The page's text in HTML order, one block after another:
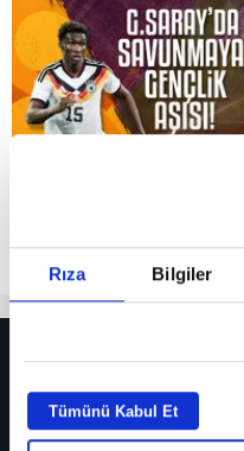
Rıza Bilgiler
Tümünü Kabul Et
Reddet
Fenerbahçe’de sürpriz ayrılık
Fenerbahçe’nin yeni transferi